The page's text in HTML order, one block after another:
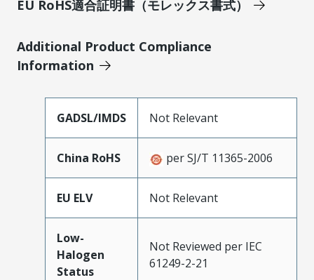
EU RoHS適合証明書（モレックス書式）
Additional Product Compliance
Information
GADSL/IMDS Not Relevant
China RoHS per SJ/T 11365-2006
EU ELV Not Relevant
Low-
Halogen
Status
Not Reviewed per IEC
61249-2-21